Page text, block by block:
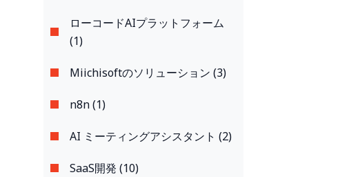
ローコードAIプラットフォーム
(1)
Miichisoftのソリューション (3)
n8n (1)
AI ミーティングアシスタント (2)
SaaS開発 (10)